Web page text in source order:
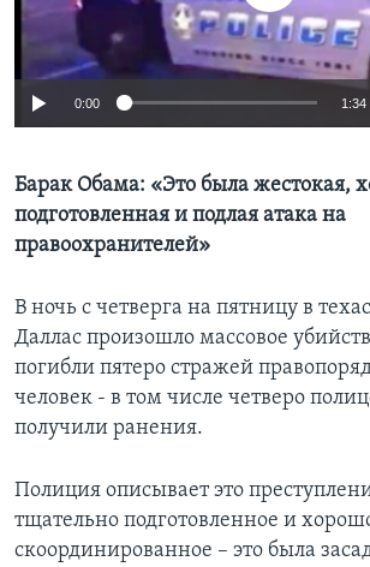
Learning English
СОЦИАЛЬНЫЕ СЕТИ
Языки
0:00 1:34
Барак Обама: «Это была жестокая,
подготовленная и подлая атака на
правоохранителей»
В ночь с четверга на пятницу в
Даллас произошло массовое
погибли пятеро стражей
человек - в том числе четверо
получили ранения.
Полиция описывает это
тщательно подготовленное и
скоординированное – это была